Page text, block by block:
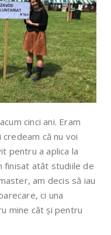
cinci ani. Eram
că nu voi
pentru a aplica la
finisat atât studiile de
am decis să iau
ci una
mine cât și pentru